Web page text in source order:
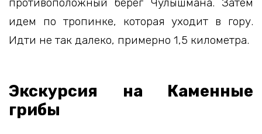
идем по тропинке, которая уходит в гору.
Идти не так далеко, примерно 1,5 километра.
Экскурсия на Каменные
грибы